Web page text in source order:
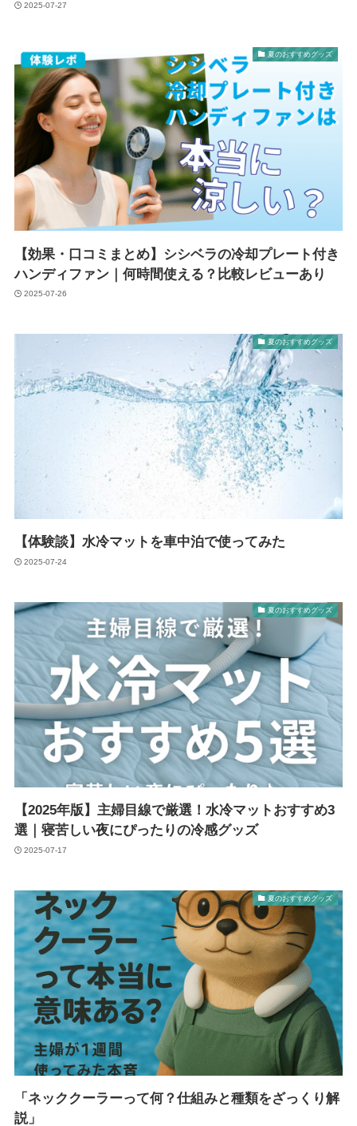
2025-07-27
夏のおすすめグッズ
【効果・口コミまとめ】シシベラの冷却プレート付き
ハンディファン｜何時間使える？比較レビューあり
2025-07-26
夏のおすすめグッズ
【体験談】水冷マットを車中泊で使ってみた
2025-07-24
夏のおすすめグッズ
【2025年版】主婦目線で厳選！水冷マットおすすめ3
選｜寝苦しい夜にぴったりの冷感グッズ
2025-07-17
夏のおすすめグッズ
「ネッククーラーって何？仕組みと種類をざっくり解
説」